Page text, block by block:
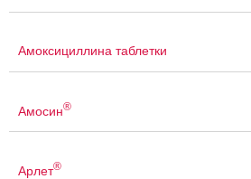
Амоксициллина таблетки
Амосин®
Арлет®